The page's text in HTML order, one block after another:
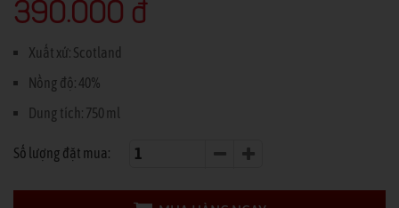
390.000 đ
Xuất xứ: Scotland
Nồng độ: 40%
Dung tích: 750 ml
Số lượng đặt mua: